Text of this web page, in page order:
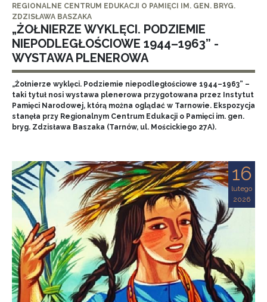
REGIONALNE CENTRUM EDUKACJI O PAMIĘCI IM. GEN. BRYG.
ZDZISŁAWA BASZAKA
„ŻOŁNIERZE WYKLĘCI. PODZIEMIE
NIEPODLEGŁOŚCIOWE 1944–1963” -
WYSTAWA PLENEROWA
„Żołnierze wyklęci. Podziemie niepodległościowe 1944–1963” –
taki tytuł nosi wystawa plenerowa przygotowana przez Instytut
Pamięci Narodowej, którą można oglądać w Tarnowie. Ekspozycja
stanęła przy Regionalnym Centrum Edukacji o Pamięci im. gen.
bryg. Zdzisława Baszaka (Tarnów, ul. Mościckiego 27A).
16
lutego
2026